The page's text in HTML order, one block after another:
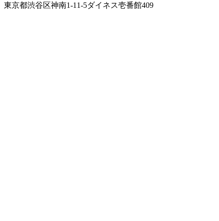
東京都渋谷区神南1-11-5ダイネス壱番館409